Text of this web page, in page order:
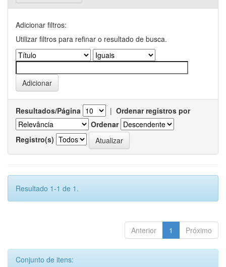
Adicionar filtros:
Utilizar filtros para refinar o resultado de busca.
Resultados/Página | Ordenar registros por
Ordenar
Registro(s)
Resultado 1-1 de 1.
Anterior 1 Próximo
Conjunto de itens: